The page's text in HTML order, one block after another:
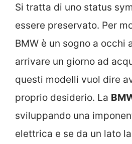
Si tratta di uno status
essere preservato. Per
BMW è un sogno a occhi
arrivare un giorno ad
questi modelli vuol dire
proprio desiderio. La
sviluppando una
elettrica e se da un lato la